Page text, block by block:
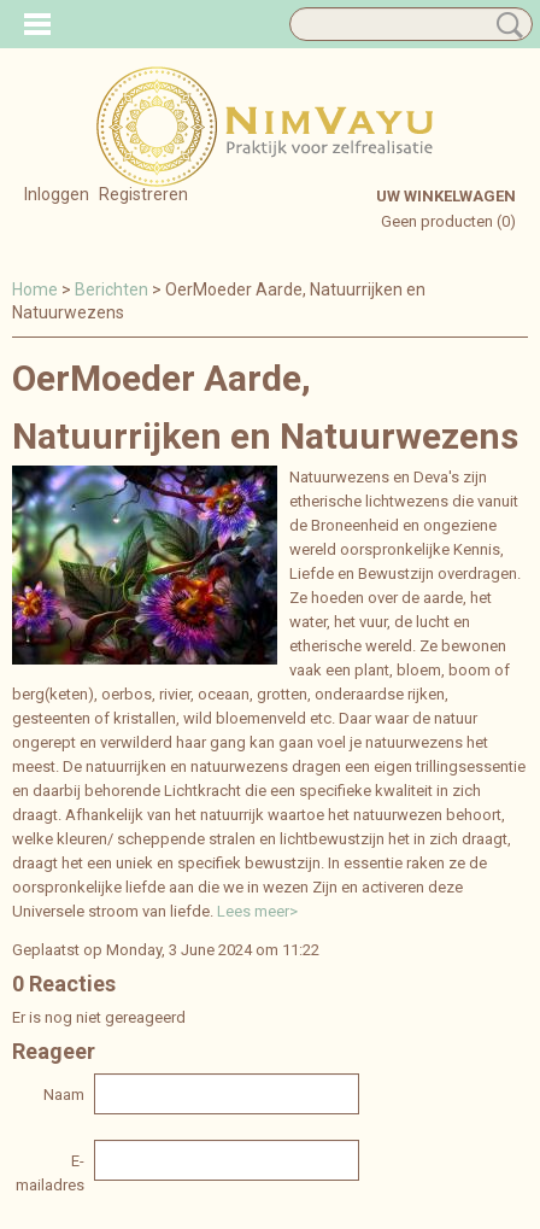
Inloggen Registreren
UW WINKELWAGEN
Geen producten (0)
Home > Berichten > OerMoeder Aarde, Natuurrijken en
Natuurwezens
OerMoeder Aarde,
Natuurrijken en Natuurwezens
Natuurwezens en Deva's zijn
etherische lichtwezens die vanuit
de Broneenheid en ongeziene
wereld oorspronkelijke Kennis,
Liefde en Bewustzijn overdragen.
Ze hoeden over de aarde, het
water, het vuur, de lucht en
etherische wereld. Ze bewonen
vaak een plant, bloem, boom of
berg(keten), oerbos, rivier, oceaan, grotten, onderaardse rijken,
gesteenten of kristallen, wild bloemenveld etc. Daar waar de natuur
ongerept en verwilderd haar gang kan gaan voel je natuurwezens het
meest. De natuurrijken en natuurwezens dragen een eigen trillingsessentie
en daarbij behorende Lichtkracht die een specifieke kwaliteit in zich
draagt. Afhankelijk van het natuurrijk waartoe het natuurwezen behoort,
welke kleuren/ scheppende stralen en lichtbewustzijn het in zich draagt,
draagt het een uniek en specifiek bewustzijn. In essentie raken ze de
oorspronkelijke liefde aan die we in wezen Zijn en activeren deze
Universele stroom van liefde. Lees meer>
Geplaatst op Monday, 3 June 2024 om 11:22
0 Reacties
Er is nog niet gereageerd
Reageer
Naam
E-
mailadres